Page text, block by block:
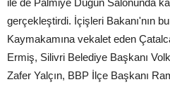
ile de Palmiye Düğün Salonunda
gerçekleştirdi. İçişleri Bakanı'nın
Kaymakamına vekalet eden
Ermiş, Silivri Belediye Başkanı
Zafer Yalçın, BBP İlçe Başkanı